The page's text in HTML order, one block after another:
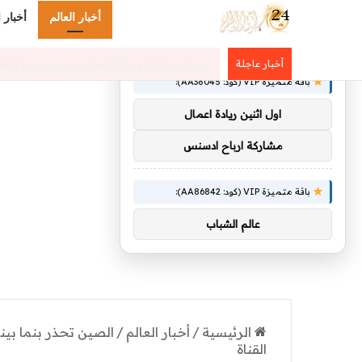
أخبار العالم
أخبار عاجلة
الرئيسية / أخبار العالم / الصين تحذر بنما
القناة
باقة متميزة VIP (كود: AA38045):
اول اثنين ريادة اعمال
مشاركة ارباح ادسنس
باقة متميزة VIP (كود: AA86842):
عالم الشباب